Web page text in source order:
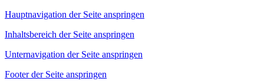
Hauptnavigation der Seite anspringen
Inhaltsbereich der Seite anspringen
Unternavigation der Seite anspringen
Footer der Seite anspringen